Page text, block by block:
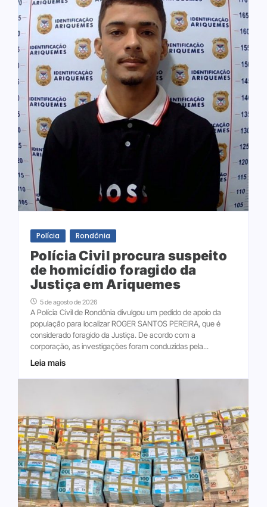
Polícia Rondônia
Polícia Civil procura suspeito
de homicídio foragido da
Justiça em Ariquemes
5 de agosto de 2026
A Polícia Civil de Rondônia divulgou um pedido de apoio da
população para localizar ROGER SANTOS PEREIRA, que é
considerado foragido da Justiça. De acordo com a
corporação, as investigações foram conduzidas pela...
Leia mais